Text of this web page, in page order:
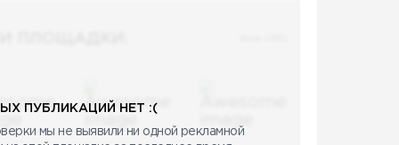
ПУБЛИКАЦИЙ НЕТ :(
мы не выявили ни одной рекламной